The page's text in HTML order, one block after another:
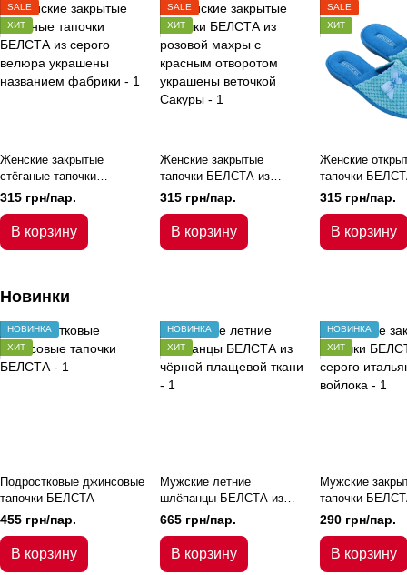
SALE
ХИТ
Женские закрытые
стёганые тапочки
БЕЛСТА из серого
велюра украшены
названием фабрики
315 грн/пар.
В корзину
SALE
ХИТ
Женские закрытые
тапочки БЕЛСТА из
розовой махры с красным
отворотом украшены
веточкой Сакуры
315 грн/пар.
В корзину
SALE
ХИТ
Женские
тапочки
голубого
украшены
бантиком
315 грн/пар.
В корзину
Новинки
НОВИНКА
ХИТ
Подростковые джинсовые
тапочки БЕЛСТА
455 грн/пар.
В корзину
НОВИНКА
ХИТ
Мужские летние
шлёпанцы БЕЛСТА из
чёрной плащевой ткани
665 грн/пар.
В корзину
НОВИНКА
ХИТ
Мужские
тапочки
серого
войлока
290 грн/пар.
В корзину